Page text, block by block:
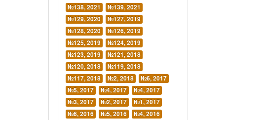
№138, 2021
№139, 2021
№129, 2020
№127, 2019
№128, 2020
№126, 2019
№125, 2019
№124, 2019
№123, 2019
№121, 2018
№120, 2018
№119, 2018
№117, 2018
№2, 2018
№6, 2017
№5, 2017
№4, 2017
№4, 2017
№3, 2017
№2, 2017
№1, 2017
№6, 2016
№5, 2016
№4, 2016